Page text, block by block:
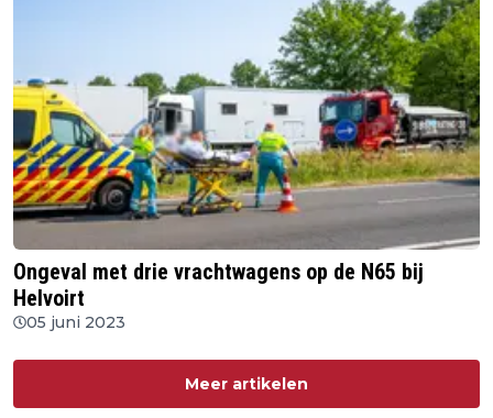
Ongeval met drie vrachtwagens op de N65 bij
Helvoirt
05 juni 2023
Meer artikelen